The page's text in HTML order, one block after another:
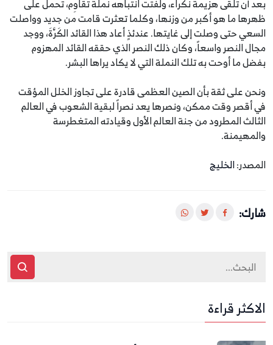
بعد أن تلقَّى هزيمة نكراء، ولفتت انتباهه نملة تقاوِم، تحمل على
ظهرها ما هو أكبر من وزنها، وكلما تعثرت قامت من جديد وواصلت
السعي حتى وصلت إلى غايتها. عندئذٍ أعاد هذا القائد الكَرَّةَ، ووجد
مجال النصر واسعاً، وكان ذلك النصر الذي حققه القائد المهزوم
بفضل ما أوحت به تلك النملة التي لا يكاد يراها البشر.
ونحن على ثقة بأن الصين العظمى قادرة على تجاوز الخلل المؤقت
في أقصر وقت ممكن، ونصرها يعد نصراً لبقية الشعوب في العالم
الثالث المطرود من جنة العالم الأول وقيادته المتغطرسة
والمهيمنة.
المصدر:الخليج
شارك:
الاكثر قراءة